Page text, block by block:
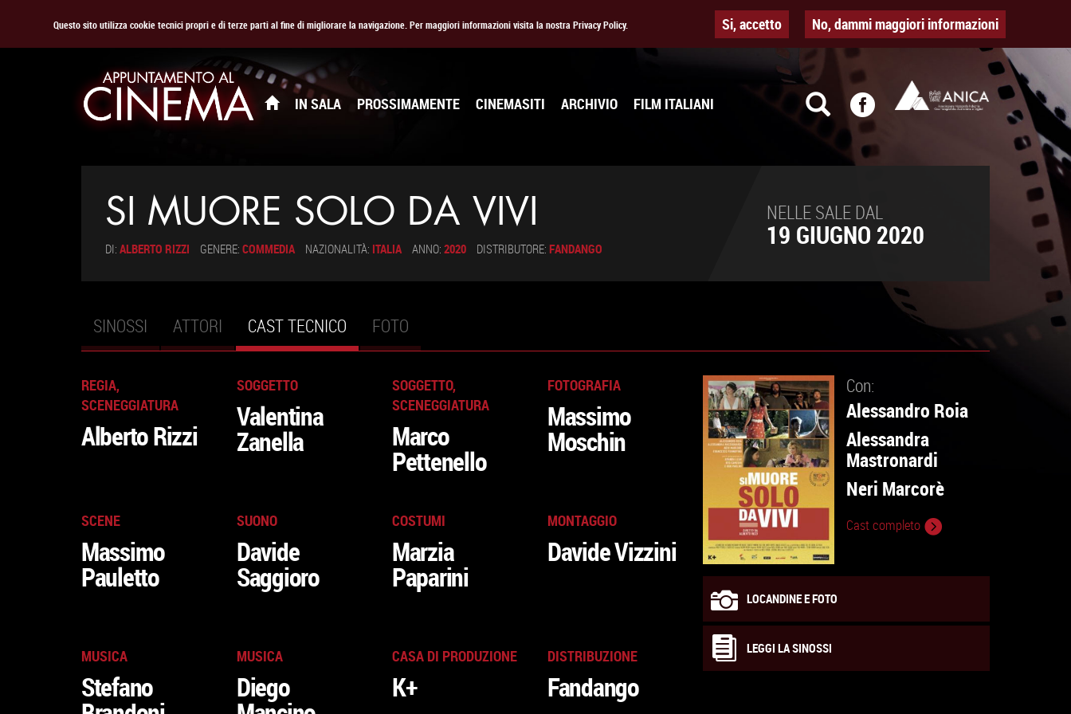
Questo sito utilizza cookie tecnici propri e di terze parti al fine di migliorare la navigazione. Per maggiori informazioni visita la nostra Privacy Policy. Si, accetto No, dammi maggiori informazioni
IN SALA PROSSIMAMENTE CINEMASITI ARCHIVIO FILM ITALIANI
SI MUORE SOLO DA VIVI
DI: ALBERTO RIZZI GENERE: COMMEDIA NAZIONALITÀ: ITALIA ANNO: 2020 DISTRIBUTORE: FANDANGO
NELLE SALE DAL
19 GIUGNO 2020
Schede primarie
SINOSSI ATTORI CAST TECNICO (SCHEDA
ATTIVA)
FOTO
REGIA,
SCENEGGIATURA
Alberto Rizzi
SOGGETTO
Valentina
Zanella
SOGGETTO,
SCENEGGIATURA
Marco
Pettenello
FOTOGRAFIA
Massimo
Moschin
SCENE
Massimo
Pauletto
SUONO
Davide
Saggioro
COSTUMI
Marzia
Paparini
MONTAGGIO
Davide Vizzini
MUSICA
Stefano
MUSICA
Diego
CASA DI PRODUZIONE
K+
DISTRIBUZIONE
Fandango
Con:
Alessandro Roia
Alessandra
Mastronardi
Neri Marcorè
Cast completo
LOCANDINE E FOTO
LEGGI LA SINOSSI